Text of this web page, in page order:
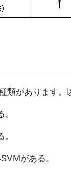
があります。
がある。